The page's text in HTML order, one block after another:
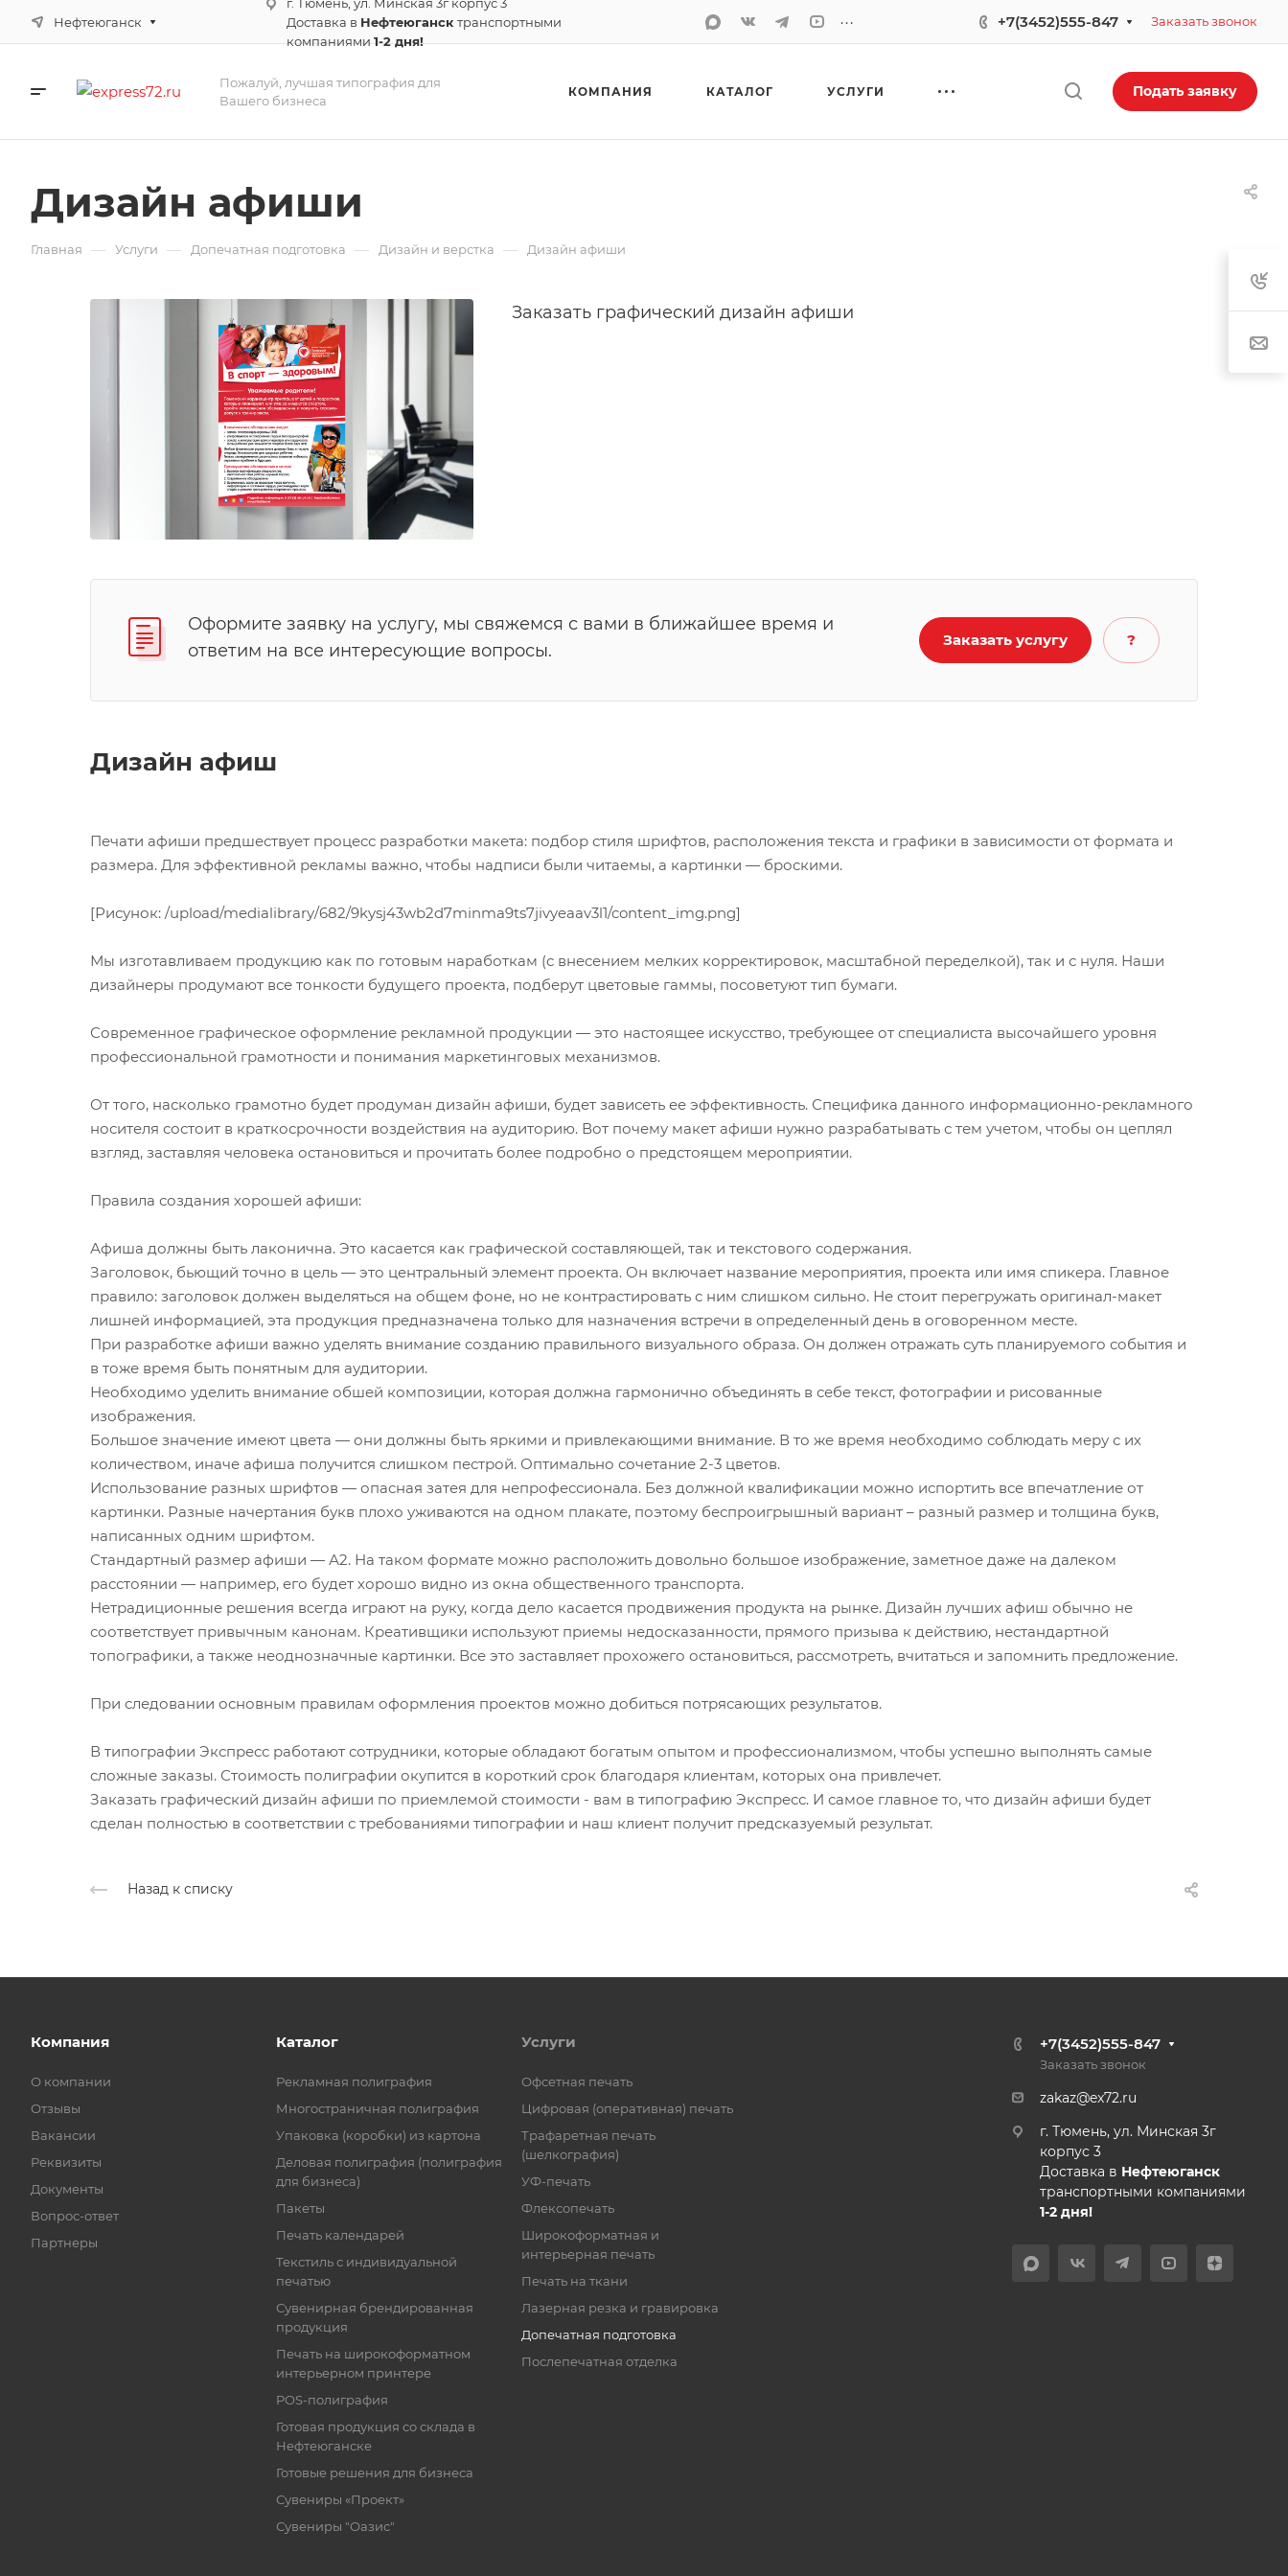
Нефтеюганск
Доставка в Нефтеюгансктранспортными
компаниями1-2 дня!
... +7(3452)555-847 Заказать звонок
Пожалуй, лучшая типография для
Вашего бизнеса
КОМПАНИЯ КАТАЛОГ УСЛУГИ Подать заявку
Дизайн афиши
Главная — Услуги — Допечатная подготовка — Дизайн и верстка — Дизайн афиши
Заказать графический дизайн афиши
Оформите заявку на услугу, мы свяжемся с вами в ближайшее время и
ответим на все интересующие вопросы.
Заказать услугу ?
Дизайн афиш
Печати афиши предшествует процесс разработки макета: подбор стиля шрифтов, расположения текста и графики в зависимости от формата и
размера. Для эффективной рекламы важно, чтобы надписи были читаемы, а картинки — броскими.
[Рисунок: /upload/medialibrary/682/9kysj43wb2d7minma9ts7jivyeaav3l1/content_img.png]
Мы изготавливаем продукцию как по готовым наработкам (с внесением мелких корректировок, масштабной переделкой), так и с нуля. Наши
дизайнеры продумают все тонкости будущего проекта, подберут цветовые гаммы, посоветуют тип бумаги.
Современное графическое оформление рекламной продукции — это настоящее искусство, требующее от специалиста высочайшего уровня
профессиональной грамотности и понимания маркетинговых механизмов.
От того, насколько грамотно будет продуман дизайн афиши, будет зависеть ее эффективность. Специфика данного информационно-рекламного
носителя состоит в краткосрочности воздействия на аудиторию. Вот почему макет афиши нужно разрабатывать с тем учетом, чтобы он цеплял
взгляд, заставляя человека остановиться и прочитать более подробно о предстоящем мероприятии.
Правила создания хорошей афиши:
Афиша должны быть лаконична. Это касается как графической составляющей, так и текстового содержания.
Заголовок, бьющий точно в цель — это центральный элемент проекта. Он включает название мероприятия, проекта или имя спикера. Главное
правило: заголовок должен выделяться на общем фоне, но не контрастировать с ним слишком сильно. Не стоит перегружать оригинал-макет
лишней информацией, эта продукция предназначена только для назначения встречи в определенный день в оговоренном месте.
При разработке афиши важно уделять внимание созданию правильного визуального образа. Он должен отражать суть планируемого события и
в тоже время быть понятным для аудитории.
Необходимо уделить внимание обшей композиции, которая должна гармонично объединять в себе текст, фотографии и рисованные
изображения.
Большое значение имеют цвета — они должны быть яркими и привлекающими внимание. В то же время необходимо соблюдать меру с их
количеством, иначе афиша получится слишком пестрой. Оптимально сочетание 2-3 цветов.
Использование разных шрифтов — опасная затея для непрофессионала. Без должной квалификации можно испортить все впечатление от
картинки. Разные начертания букв плохо уживаются на одном плакате, поэтому беспроигрышный вариант – разный размер и толщина букв,
написанных одним шрифтом.
Стандартный размер афиши — А2. На таком формате можно расположить довольно большое изображение, заметное даже на далеком
расстоянии — например, его будет хорошо видно из окна общественного транспорта.
Нетрадиционные решения всегда играют на руку, когда дело касается продвижения продукта на рынке. Дизайн лучших афиш обычно не
соответствует привычным канонам. Креативщики используют приемы недосказанности, прямого призыва к действию, нестандартной
топографики, а также неоднозначные картинки. Все это заставляет прохожего остановиться, рассмотреть, вчитаться и запомнить предложение.
При следовании основным правилам оформления проектов можно добиться потрясающих результатов.
В типографии Экспресс работают сотрудники, которые обладают богатым опытом и профессионализмом, чтобы успешно выполнять самые
сложные заказы. Стоимость полиграфии окупится в короткий срок благодаря клиентам, которых она привлечет.
Заказать графический дизайн афиши по приемлемой стоимости - вам в типографию Экспресс. И самое главное то, что дизайн афиши будет
сделан полностью в соответствии с требованиями типографии и наш клиент получит предсказуемый результат.
Назад к списку
Компания
О компании
Отзывы
Вакансии
Реквизиты
Документы
Вопрос-ответ
Партнеры
Каталог
Рекламная полиграфия
Многостраничная полиграфия
Упаковка (коробки) из картона
Деловая полиграфия (полиграфия
для бизнеса)
Пакеты
Печать календарей
Текстиль с индивидуальной
печатью
Сувенирная брендированная
продукция
Печать на широкоформатном
интерьерном принтере
POS-полиграфия
Готовая продукция со склада в
Нефтеюганске
Готовые решения для бизнеса
Сувениры «Проект»
Сувениры "Оазис"
Услуги
Офсетная печать
Цифровая (оперативная) печать
Трафаретная печать
(шелкография)
УФ-печать
Флексопечать
Широкоформатная и
интерьерная печать
Печать на ткани
Лазерная резка и гравировка
Допечатная подготовка
Послепечатная отделка
+7(3452)555-847
Заказать звонок
zakaz@ex72.ru
г. Тюмень, ул. Минская 3г
корпус 3
Доставка в Нефтеюганск
транспортными компаниями
1-2 дня!